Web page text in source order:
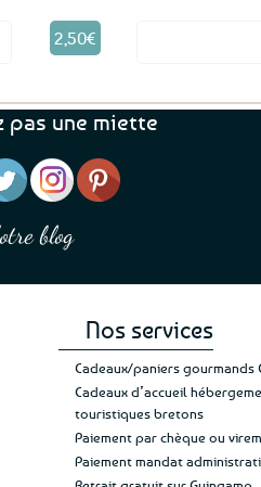
2,50€
pour
produits
Patricia M.
“J’ai mis 5 étoiles
en
Je suis plus que
de ma livraison. Ne
pas une miette
blog
Nos services
Cadeaux/paniers gourmands
Cadeaux d’accueil
touristiques bretons
Paiement par chèque ou
Paiement mandat